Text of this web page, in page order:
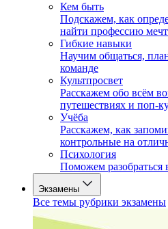
Кем быть
Подскажем, как
найти профессию
Гибкие навыки
Научим общаться,
команде
Культпросвет
Расскажем обо всём
путешествиях и поп-
Учёба
Расскажем, как
контрольные на
Психология
Поможем разобраться
Экзамены
Все темы рубрики экзамены